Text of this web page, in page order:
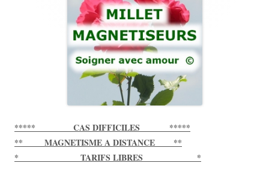
***** CAS DIFFICILES *****
** MAGNETISME A DISTANCE **
* TARIFS LIBRES *